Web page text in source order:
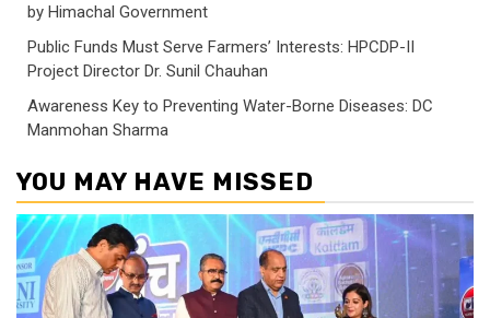
by Himachal Government
Public Funds Must Serve Farmers’ Interests: HPCDP-II
Project Director Dr. Sunil Chauhan
Awareness Key to Preventing Water-Borne Diseases: DC
Manmohan Sharma
YOU MAY HAVE MISSED